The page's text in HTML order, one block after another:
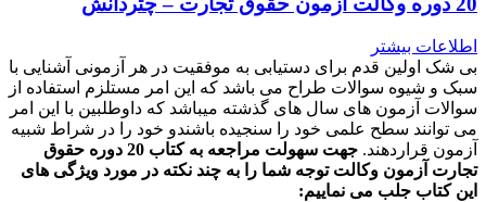
اطلاعات بیشتر
بی شک اولین قدم برای دستیابی به موفقیت در هر آزمونی آشنایی با
سبک و شیوه سوالات طراح می باشد که این امر مستلزم استفاده از
سوالات آزمون های سال های گذشته میباشد که داوطلبین با این امر
می توانند سطح علمی خود را سنجیده باشندو خود را در شراط شبیه
آزمون قراردهند.
جهت سهولت مراجعه به کتاب 20 دوره حقوق
تجارت آزمون وکالت توجه شما را به چند نکته در مورد ویژگی های
این کتاب جلب می نماییم: